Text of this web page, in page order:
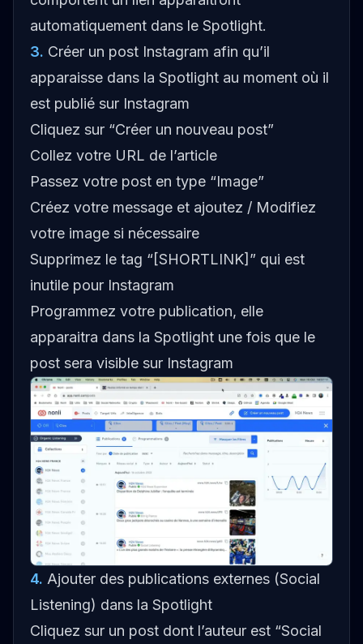
automatiquement dans le Spotlight.
3. Créer un post Instagram afin qu’il
apparaisse dans la Spotlight au moment où il
est publié sur Instagram
Cliquez sur “Créer un nouveau post”
Collez votre URL de l’article
Passez votre post en type “Image”
Créez votre message et ajoutez / Modifiez
votre image si nécessaire
Supprimez le tag “[SHORTLINK]” qui est
inutile pour Instagram
Programmez votre publication, elle
apparaitra dans la Spotlight une fois que le
post sera visible sur Instagram
4. Ajouter des publications externes (Social
Listening) dans la Spotlight
Cliquez sur un post dont l’auteur est “Social